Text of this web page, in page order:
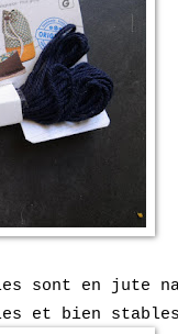
sont en jute
et bien